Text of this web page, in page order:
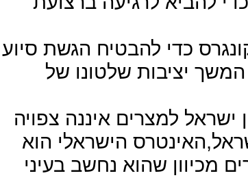
כדי להבטיח הגשת סיוע
יציבות שלטונו של
למצרים איננה צפויה
הישראלי הוא
מכיוון שהוא נחשב בעיני